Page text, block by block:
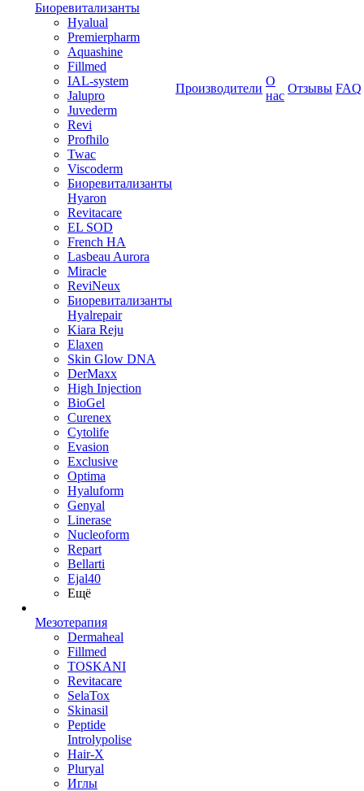
Биоревитализанты
Hyalual
Premierpharm
Aquashine
Fillmed
IAL-system
Jalupro
Juvederm
Revi
Profhilo
Twac
Viscoderm
Биоревитализанты
Hyaron
Revitacare
EL SOD
French HA
Lasbeau Aurora
Miracle
ReviNeux
Биоревитализанты
Hyalrepair
Kiara Reju
Elaxen
Skin Glow DNA
DerMaxx
High Injection
BioGel
Curenex
Cytolife
Evasion
Exclusive
Optima
Hyaluform
Genyal
Linerase
Nucleoform
Repart
Bellarti
Ejal40
Ещё
Мезотерапия
Dermaheal
Fillmed
TOSKANI
Revitacare
SelaTox
Skinasil
Peptide
Introlypolise
Hair-X
Pluryal
Иглы
Производители
О
нас
Отзывы FAQ